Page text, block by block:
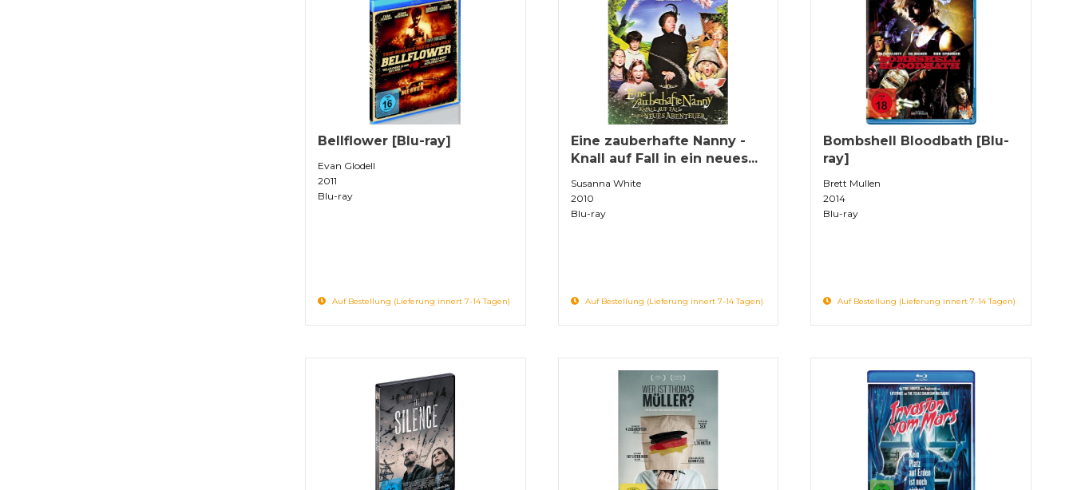
Bellflower [Blu-ray]
Evan Glodell
2011
Blu-ray
Auf Bestellung (Lieferung innert 7-14 Tagen)
Eine zauberhafte Nanny -
Knall auf Fall in ein neues...
Susanna White
2010
Blu-ray
Auf Bestellung (Lieferung innert 7-14 Tagen)
Bombshell Bloodbath [Blu-
ray]
Brett Mullen
2014
Blu-ray
Auf Bestellung (Lieferung innert 7-14 Tagen)